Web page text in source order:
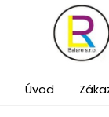
Úvod